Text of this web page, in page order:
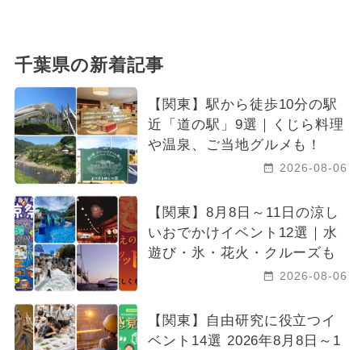
千葉県の新着記事
【関東】駅から徒歩10分の駅
近「道の駅」9選｜くじら料理
や温泉、ご当地グルメも！
2026-08-06
【関東】8月8日～11日の涼し
いおでかけイベント12選｜水
遊び・氷・花火・クルーズも
2026-08-06
【関東】自由研究に役立つイ
ベント14選 2026年8月8日～1